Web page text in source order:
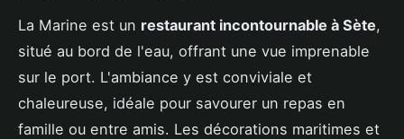
La Marine est un restaurant incontournable à Sète,
situé au bord de l'eau, offrant une vue imprenable
sur le port. L'ambiance y est conviviale et
chaleureuse, idéale pour savourer un repas en
famille ou entre amis. Les décorations maritimes et